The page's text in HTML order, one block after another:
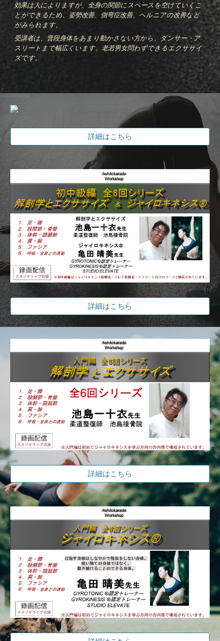
効果は人によりますが、全身の関節にスペースを空けていくこ
とができるため、姿勢改善、側弯症改善、ヘルニアの改善など
がみられます。
受講者は、普段身体をあまり動かさない方から、ダンサー・ア
スリートまで幅広くいます。老若男女問わずできるエクササイ
ズです。
詳細はこちら
詳細はこちら
詳細はこちら